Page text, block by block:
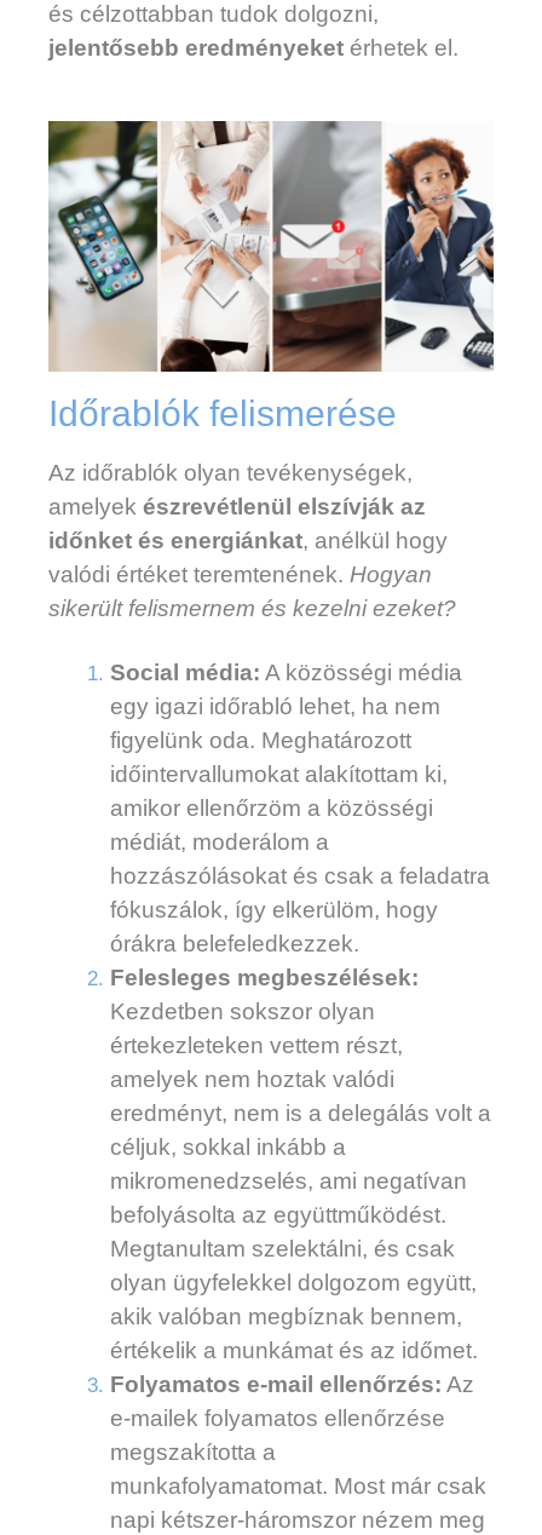
és célzottabban tudok dolgozni,
jelentősebb eredményeket érhetek el.
Időrablók felismerése
Az időrablók olyan tevékenységek,
amelyek észrevétlenül elszívják az
időnket és energiánkat, anélkül hogy
valódi értéket teremtenének. Hogyan
sikerült felismernem és kezelni ezeket?
Social média: A közösségi média
egy igazi időrabló lehet, ha nem
figyelünk oda. Meghatározott
időintervallumokat alakítottam ki,
amikor ellenőrzöm a közösségi
médiát, moderálom a
hozzászólásokat és csak a feladatra
fókuszálok, így elkerülöm, hogy
órákra belefeledkezzek.
Felesleges megbeszélések:
Kezdetben sokszor olyan
értekezleteken vettem részt,
amelyek nem hoztak valódi
eredményt, nem is a delegálás volt a
céljuk, sokkal inkább a
mikromenedzselés, ami negatívan
befolyásolta az együttműködést.
Megtanultam szelektálni, és csak
olyan ügyfelekkel dolgozom együtt,
akik valóban megbíznak bennem,
értékelik a munkámat és az időmet.
Folyamatos e-mail ellenőrzés: Az
e-mailek folyamatos ellenőrzése
megszakította a
munkafolyamatomat. Most már csak
napi kétszer-háromszor nézem meg